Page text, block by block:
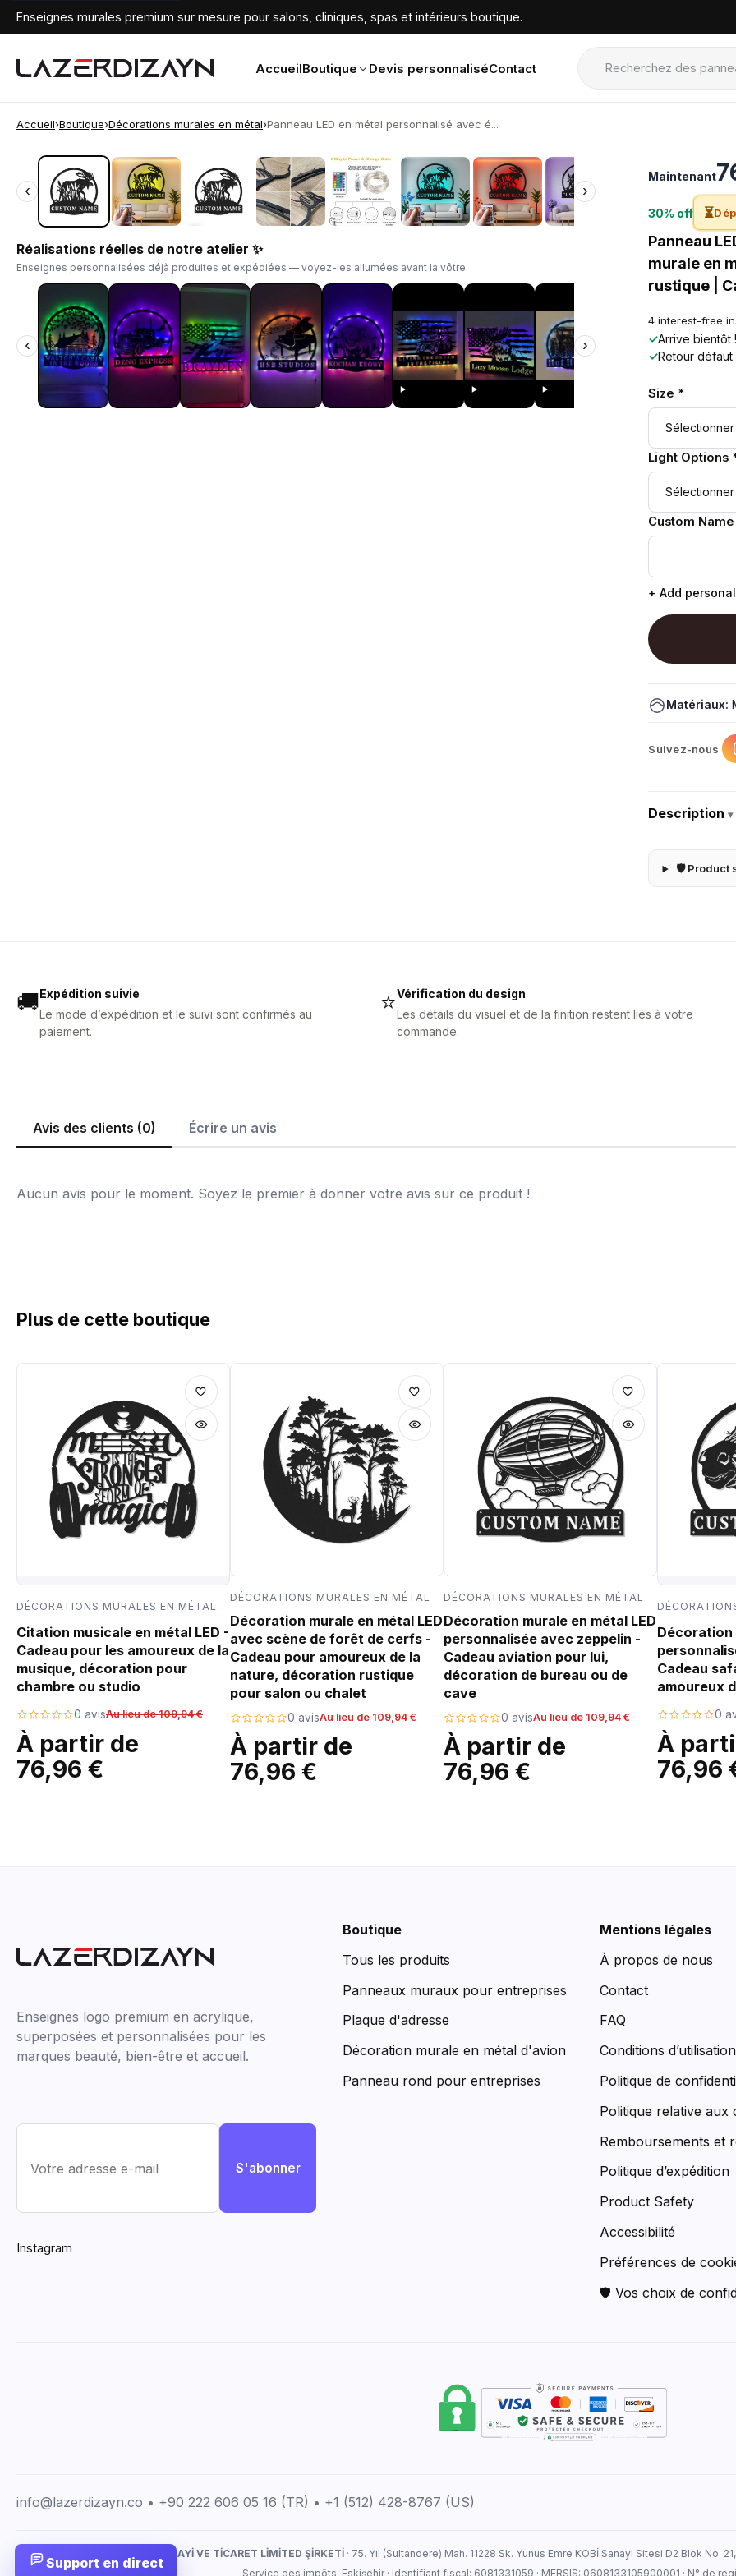
Enseignes murales premium sur mesure pour salons, cliniques, spas et intérieurs boutique.
AccueilBoutique Devis personnaliséContact
Accueil›Boutique›Décorations murales en métal›Panneau LED en métal personnalisé avec é...
‹ ›
‹ ›
Réalisations réelles de notre atelier ✨
Enseignes personnalisées déjà produites et expédiées — voyez-les allumées avant la vôtre.
‹ ›
Maintenant
30% off ⏳
Panneau
murale en
rustique |
4 interest-free
✓Arrive bientôt
✓Retour
Size *
Light Options
Custom
+ Add
Matériaux:
Suivez-nous
Description▾
🛡 Product
🚚Expédition suivie
Le mode d’expédition et le suivi sont confirmés au
paiement.
⭐Vérification du design
Les détails du visuel et de la finition restent liés à votre
commande.
Avis des clients (0) Écrire un avis
Aucun avis pour le moment. Soyez le premier à donner votre avis sur ce produit !
Plus de cette boutique
DÉCORATIONS MURALES EN MÉTAL
Citation musicale en métal LED -
Cadeau pour les amoureux de la
musique, décoration pour
chambre ou studio
0 avisAu lieu de 109,94 €
À partir de
76,96 €
DÉCORATIONS MURALES EN MÉTAL
Décoration murale en métal LED
avec scène de forêt de cerfs -
Cadeau pour amoureux de la
nature, décoration rustique
pour salon ou chalet
0 avisAu lieu de 109,94 €
À partir de
76,96 €
DÉCORATIONS MURALES EN MÉTAL
Décoration murale en métal LED
personnalisée avec zeppelin -
Cadeau aviation pour lui,
décoration de bureau ou de
cave
0 avisAu lieu de 109,94 €
À partir de
76,96 €
Décoration
Cadeau
amoureux
0
À
76,96
Enseignes logo premium en acrylique,
superposées et personnalisées pour les
marques beauté, bien-être et accueil.
S'abonner
Instagram
Boutique
Tous les produits
Panneaux muraux pour entreprises
Plaque d'adresse
Décoration murale en métal d'avion
Panneau rond pour entreprises
Mentions légales
À propos de nous
Contact
FAQ
Conditions d’utilisation
Politique de
Politique relative aux
Remboursements et
Politique d’expédition
Product Safety
Accessibilité
Préférences de
🛡 Vos choix de
info@lazerdizayn.co • +90 222 606 05 16 (TR) • +1 (512) 428-8767 (US)
LAZERDİZAYN İMALAT SANAYİ VE TİCARET LİMİTED ŞİRKETİ · 75. Yıl (Sultandere) Mah. 11228 Sk. Yunus Emre KOBİ Sanayi Sitesi D2 Blok No:
Service des impôts: Eskişehir · Identifiant fiscal: 6081331059 · MERSIS: 0608133105900001 · N° de
Support en direct